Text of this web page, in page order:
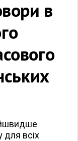
в
для всіх